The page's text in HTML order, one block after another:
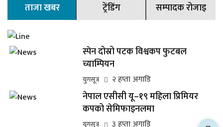
ताजा खबर ट्रेंडिंग सम्पादक रोजाइ
स्पेन दोस्रो पटक विश्वकप फुटबल
च्याम्पियन
युगसूत्र २ हप्ता अगाडि
नेपाल एसीसी यू–१९ महिला प्रिमियर
कपको सेमिफाइनलमा
युगसूत्र